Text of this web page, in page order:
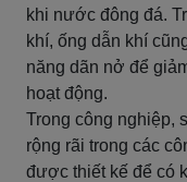
khi nước đông đá.
khí, ống dẫn khí
năng dãn nở để
hoạt động.
Trong công nghiệp,
rộng rãi trong các
được thiết kế để có